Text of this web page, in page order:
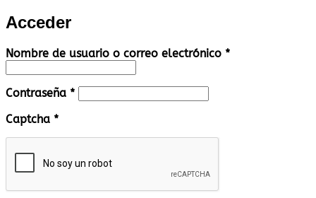
Acceder
Nombre de usuario o correo electrónico *Obligatorio
Contraseña *Obligatorio
Captcha *